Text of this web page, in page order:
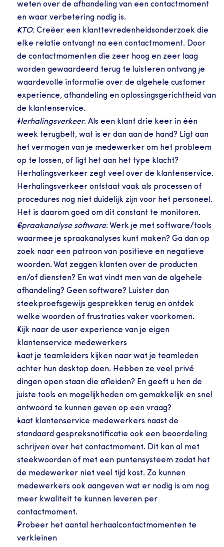
weten over de afhandeling van een contactmoment
en waar verbetering nodig is.
KTO: Creëer een klanttevredenheidsonderzoek die
elke relatie ontvangt na een contactmoment. Door
de contactmomenten die zeer hoog en zeer laag
worden gewaardeerd terug te luisteren ontvang je
waardevolle informatie over de algehele customer
experience, afhandeling en oplossingsgerichtheid van
de klantenservice.
Herhalingsverkeer: Als een klant drie keer in één
week terugbelt, wat is er dan aan de hand? Ligt aan
het vermogen van je medewerker om het probleem
op te lossen, of ligt het aan het type klacht?
Herhalingsverkeer zegt veel over de klantenservice.
Herhalingsverkeer ontstaat vaak als processen of
procedures nog niet duidelijk zijn voor het personeel.
Het is daarom goed om dit constant te monitoren.
Spraakanalyse software: Werk je met software/tools
waarmee je spraakanalyses kunt maken? Ga dan op
zoek naar een patroon van positieve en negatieve
woorden. Wat zeggen klanten over de producten
en/of diensten? En wat vindt men van de algehele
afhandeling? Geen software? Luister dan
steekproefsgewijs gesprekken terug en ontdek
welke woorden of frustraties vaker voorkomen.
Kijk naar de user experience van je eigen
klantenservice medewerkers
Laat je teamleiders kijken naar wat je teamleden
achter hun desktop doen. Hebben ze veel privé
dingen open staan die afleiden? En geeft u hen de
juiste tools en mogelijkheden om gemakkelijk en snel
antwoord te kunnen geven op een vraag?
Laat klantenservice medewerkers naast de
standaard gespreksnotificatie ook een beoordeling
schrijven over het contactmoment. Dit kan al met
steekwoorden of met een puntensysteem zodat het
de medewerker niet veel tijd kost. Zo kunnen
medewerkers ook aangeven wat er nodig is om nog
meer kwaliteit te kunnen leveren per
contactmoment.
Probeer het aantal herhaalcontactmomenten te
verkleinen